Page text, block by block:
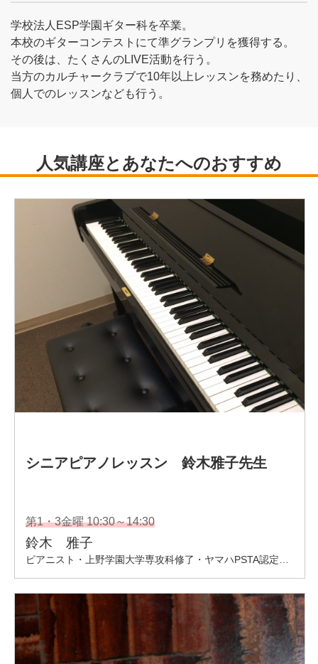
学校法人ESP学園ギター科を卒業。
本校のギターコンテストにて準グランプリを獲得する。
その後は、たくさんのLIVE活動を行う。
当方のカルチャークラブで10年以上レッスンを務めたり、
個人でのレッスンなども行う。